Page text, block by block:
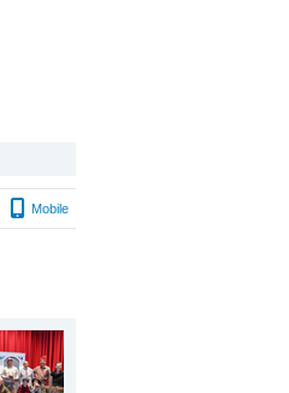
Mobile